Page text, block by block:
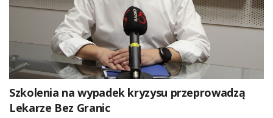
Szkolenia na wypadek kryzysu przeprowadzą
Lekarze Bez Granic